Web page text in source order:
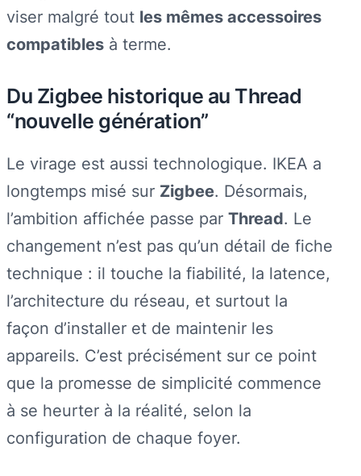
viser malgré tout les mêmes accessoires
compatibles à terme.
Du Zigbee historique au Thread
“nouvelle génération”
Le virage est aussi technologique. IKEA a
longtemps misé sur Zigbee. Désormais,
l’ambition affichée passe par Thread. Le
changement n’est pas qu’un détail de fiche
technique : il touche la fiabilité, la latence,
l’architecture du réseau, et surtout la
façon d’installer et de maintenir les
appareils. C’est précisément sur ce point
que la promesse de simplicité commence
à se heurter à la réalité, selon la
configuration de chaque foyer.